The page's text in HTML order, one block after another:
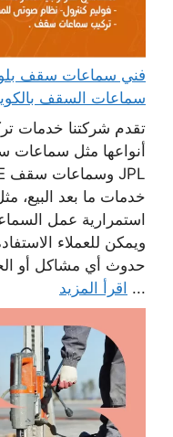
سماعات السقف
تقدم شركتنا خدمات
أنواعها مثل
خدمات ما بعد البيع،
استمرارية عمل
ويمكن للعملاء
حدوث أي مشاكل أو
... اقرأ المزيد